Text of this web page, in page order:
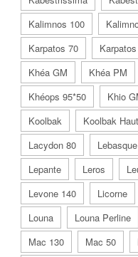
Kalimnos 100
Karpatos 70
Khéa GM
Khéa PM
Khéops 95*50
Khio
Koolbak
Koolbak
Lacydon 80
Lebasque
Lepante
Leros
Levone 140
Licorne
Louna
Louna Perline
Mac 130
Mac 50